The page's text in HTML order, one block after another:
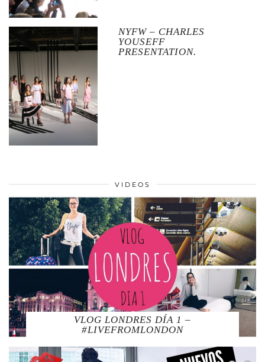
NYFW – CHARLES
YOUSEFF
PRESENTATION.
VIDEOS
VLOG LONDRES DÍA 1 –
#LIVEFROMLONDON